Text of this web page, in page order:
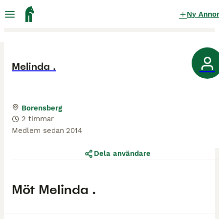
Ny
Melinda .
Borensberg
2 timmar
Medlem sedan 2014
Möt Melinda .
Dela användare